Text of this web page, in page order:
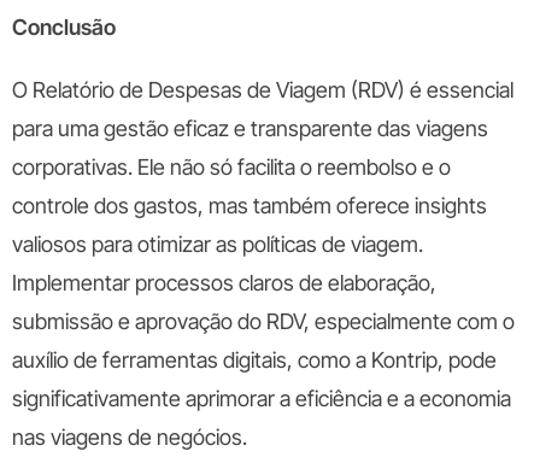
Conclusão
O Relatório de Despesas de Viagem (RDV) é essencial
para uma gestão eficaz e transparente das viagens
corporativas. Ele não só facilita o reembolso e o
controle dos gastos, mas também oferece insights
valiosos para otimizar as políticas de viagem.
Implementar processos claros de elaboração,
submissão e aprovação do RDV, especialmente com o
auxílio de ferramentas digitais, como a Kontrip, pode
significativamente aprimorar a eficiência e a economia
nas viagens de negócios.